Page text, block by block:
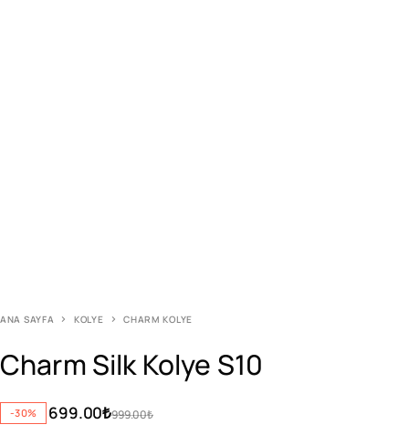
ANA SAYFA KOLYE CHARM KOLYE
Charm Silk Kolye S10
-30% 999.00₺
699.00₺